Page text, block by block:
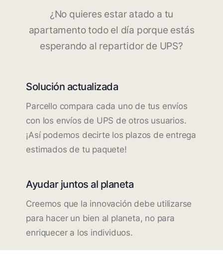
¿No quieres estar atado a tu
apartamento todo el día porque estás
esperando al repartidor de UPS?
Solución actualizada
Parcello compara cada uno de tus envíos
con los envíos de UPS de otros usuarios.
¡Así podemos decirte los plazos de entrega
estimados de tu paquete!
Ayudar juntos al planeta
Creemos que la innovación debe utilizarse
para hacer un bien al planeta, no para
enriquecer a los individuos.